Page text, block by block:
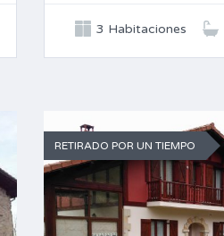
3 Habitaciones
RETIRADO POR UN TIEMPO